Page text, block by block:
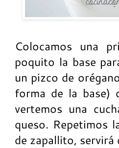
Colocamos una
poquito la base
un pizco de
forma de la base)
vertemos una
queso. Repetimos
de zapallito, servirá